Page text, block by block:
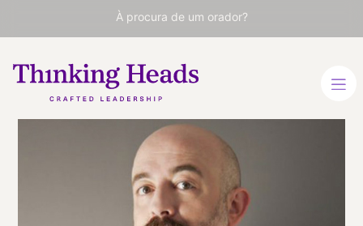
À procura de um orador?
Goyo
Jiménez
Humorista, ator, roteirista e